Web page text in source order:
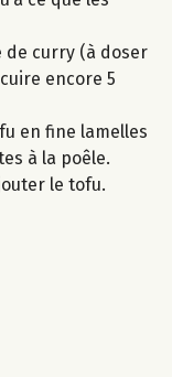
de curry (à doser
encore 5
en fine lamelles
à la poêle.
le tofu.